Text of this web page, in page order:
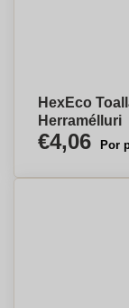
HexEco
Herramélluri
€4,06 Por